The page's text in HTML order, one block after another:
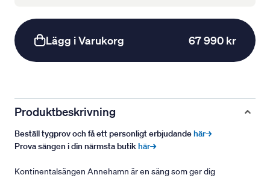
Lägg i Varukorg 67 990 kr
Produktbeskrivning
Beställ tygprov och få ett personligt erbjudandehär→
Prova sängen i din närmsta butikhär→
Kontinentalsängen Annehamn är en säng som ger dig